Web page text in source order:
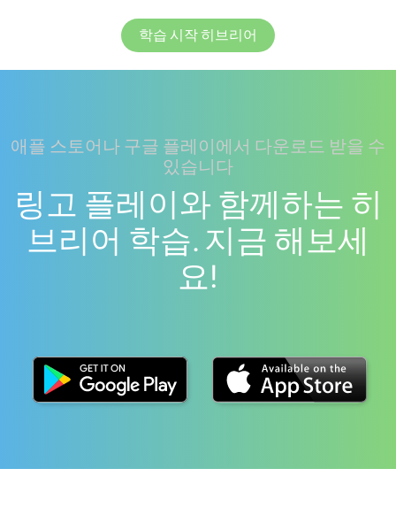
학습 시작 히브리어
애플 스토어나 구글 플레이에서 다운로드 받을 수
있습니다
링고 플레이와 함께하는 히
브리어 학습. 지금 해보세
요!